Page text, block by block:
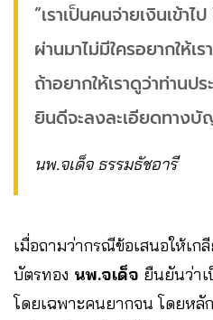
”เราเป็นคนจ่ายเงินเข้าไ
ผ่านมาไม่มีใครอยากให้เ
ถ้าอยากให้เราดูว่าท่านป
ยินดีจะลงละเอียดทาง
นพ.จเด็จ ธรรมธัชอารี
เมื่อถามว่ากรณีข้อเสนอให้เก
บัตรทอง นพ.จเด็จ ยืนยันว่า
โดยเฉพาะคนยากจน โดยหลั